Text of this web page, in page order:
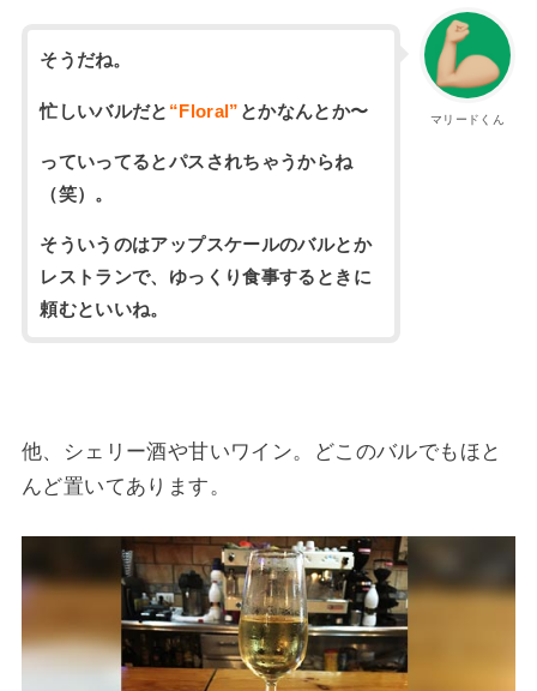
マリードくん
そうだね。
忙しいバルだと “Floral” とかなんとか〜
っていってるとパスされちゃうからね
（笑）。
そういうのはアップスケールのバルとか
レストランで、ゆっくり食事するときに
頼むといいね。
他、シェリー酒や甘いワイン。どこのバルでもほと
んど置いてあります。